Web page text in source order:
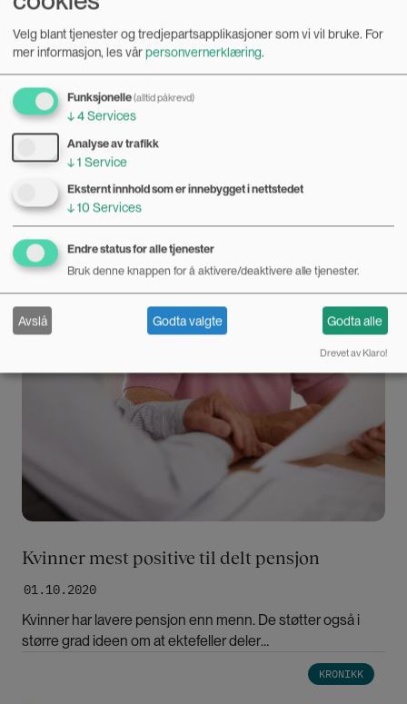
17.11.2020
Fant machoholdninger blant kommende
finanselite
– Elevene snakket mye om hva det vil si å være mann og
«en av gutta», sier stipendiat Pål Halvorsen. Han har forska
på maskulinitet blant videregåendeelever på eliteskoler.
01.10.2020
Kvinner mest positive til delt pensjon
Kvinner har lavere pensjon enn menn. De støtter også i
større grad ideen om at ektefeller deler
pensjonsrettigheter seg imellom, viser en ny studie.
Bilde
KRONIKK
Velg blant tjenester og tredjepartsapplikasjoner som vi vil bruke. For
mer informasjon, les vårpersonvernerklæring.
Funksjonelle(alltid påkrevd)
↓4Services
Analyse av trafikk
↓1 Service
Eksternt innhold som er innebygget i nettstedet
↓10 Services
Endre status for alle tjenester
Bruk denne knappen for å aktivere/deaktivere alle tjenester.
Avslå Godta valgte Godta alle
Drevet av Klaro!